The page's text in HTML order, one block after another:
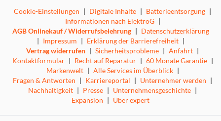
Cookie-Einstellungen | Digitale Inhalte | Batterieentsorgung |
Informationen nach ElektroG |
AGB Onlinekauf / Widerrufsbelehrung | Datenschutzerklärung
| Impressum | Erklärung der Barrierefreiheit |
Vertrag widerrufen | Sicherheitsprobleme | Anfahrt |
Kontaktformular | Recht auf Reparatur | 60 Monate Garantie |
Markenwelt | Alle Services im Überblick |
Fragen & Antworten | Karriereportal | Unternehmer werden |
Nachhaltigkeit | Presse | Unternehmensgeschichte |
Expansion | Über expert